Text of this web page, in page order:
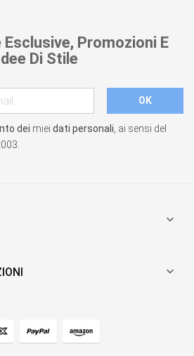
Promozioni E
Di Stile
dei miei dati personali , ai sensi del

